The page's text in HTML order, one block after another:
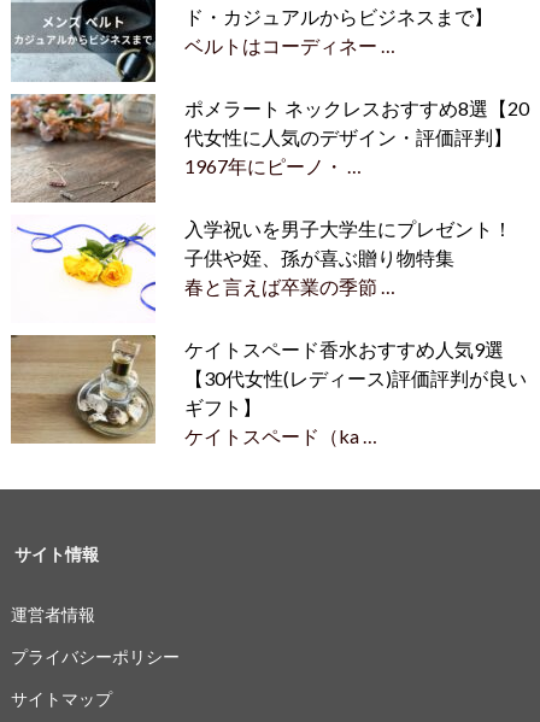
ド・カジュアルからビジネスまで】
ベルトはコーディネー …
ポメラート ネックレスおすすめ8選【20
代女性に人気のデザイン・評価評判】
1967年にピーノ・ …
入学祝いを男子大学生にプレゼント！
子供や姪、孫が喜ぶ贈り物特集
春と言えば卒業の季節 …
ケイトスペード香水おすすめ人気9選
【30代女性(レディース)評価評判が良い
ギフト】
ケイトスペード（ka …
サイト情報
運営者情報
プライバシーポリシー
サイトマップ